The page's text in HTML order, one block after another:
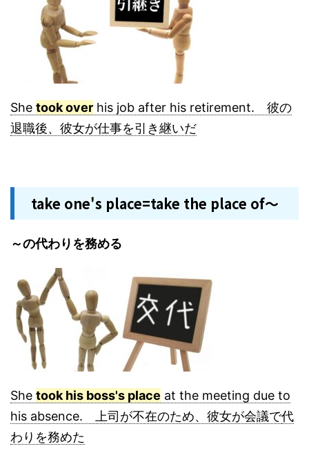
She took over his job after his retirement. 彼の
退職後、彼女が仕事を引き継いだ
take one's place=take the place of～
～の代わりを務める
She took his boss's place at the meeting due to
his absence. 上司が不在のため、彼女が会議で代
わりを務めた